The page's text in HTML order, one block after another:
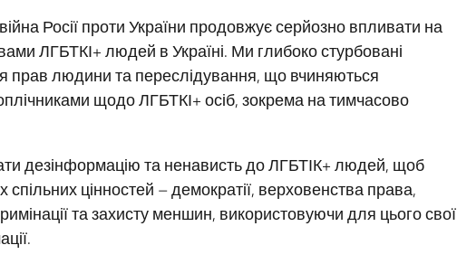
Росії проти України продовжує серйозно впливати на
ЛГБТКІ+ людей в Україні. Ми глибоко стурбовані
людини та переслідування, що вчиняються
щодо ЛГБТКІ+ осіб, зокрема на тимчасово
дезінформацію та ненависть до ЛГБТІК+ людей, щоб
спільних цінностей – демократії, верховенства права,
та захисту меншин, використовуючи для цього свої